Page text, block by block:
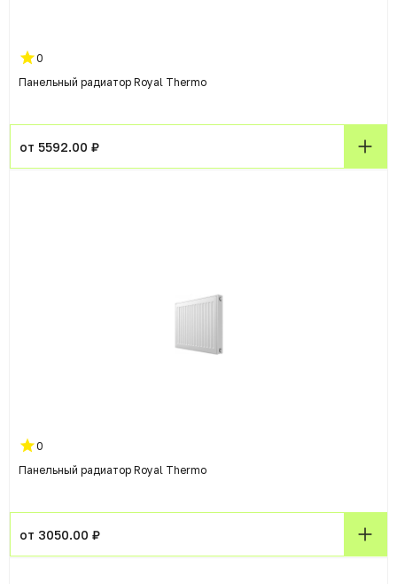
0
Панельный радиатор Royal Thermo
от 5592.00 ₽
0
Панельный радиатор Royal Thermo
от 3050.00 ₽